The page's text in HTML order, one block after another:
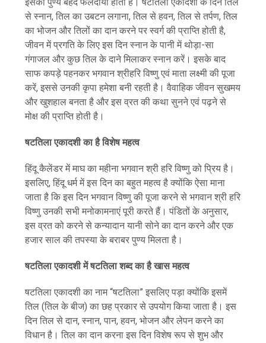
इसका पुण्य बेहद फलदायी होता है। षटतिला एकादशी के दिन तिल
से स्नान, तिल का उबटन लगाना, तिल से हवन, तिल से तर्पण, तिल
का भोजन और तिलों का दान करने पर स्वर्ग की प्राप्ति होती है,
जीवन में प्रगति के लिए इस दिन स्नान के पानी में थोड़ा-सा
गंगाजल और कुछ तिल के दाने मिलाकर स्नान करें। इसके बाद
साफ कपड़े पहनकर भगवान श्रीहरि विष्णु एवं माता लक्ष्मी की पूजा
करें, इससे उनकी कृपा हमेशा बनी रहती है। वैवाहिक जीवन सुखमय
और खुशहाल बनता है और इस व्रत की कथा सुनने एवं पढ़ने से
मोक्ष की प्राप्ति होती है।
षटतिला एकादशी का है विशेष महत्व
हिंदू कैलेंडर में माघ का महीना भगवान श्री हरि विष्णु को प्रिय है।
इसलिए, हिंदू धर्म में इस दिन का बहुत महत्व है क्योंकि ऐसा माना
जाता है कि इस दिन भगवान विष्णु की पूजा करने से भगवान श्री हरि
विष्णु उनकी सभी मनोकामनाएं पूरी करते हैं। पंडितों के अनुसार,
इस व्रत को करने से कन्यादान यानी सोने का दान करने और एक
हजार साल की तपस्या के बराबर पुण्य मिलता है।
षटतिला एकादशी में षटतिला शब्द का है खास महत्व
षटतिला एकादशी का नाम “षटतिला” इसलिए पड़ा क्योंकि इसमें
तिल (तिल के बीज) का छह प्रकार से उपयोग किया जाता है। इस
दिन तिल से दान, स्नान, पान, हवन, भोजन और लेपन करने का
विधान है। तिल का दान करना इस दिन विशेष रूप से शुभ और